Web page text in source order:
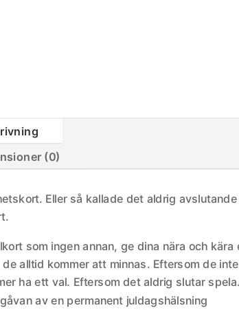
(0)
Eller så kallade det aldrig avslutande
som ingen annan, ge dina nära och kära
de alltid kommer att minnas. Eftersom de inte
ha ett val. Eftersom det aldrig slutar
av en permanent juldagshälsning